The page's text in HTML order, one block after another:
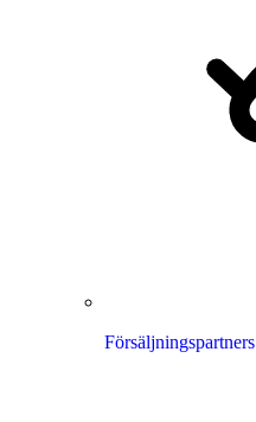
Försäljningspartners